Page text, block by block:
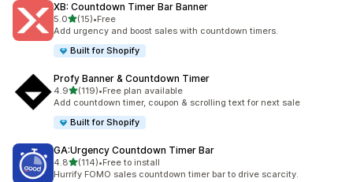
XB: Countdown Timer Bar Banner
5.0滿分 5 顆星
(15)
共有 15 則評價
•Free
Add urgency and boost sales with countdown timers.
Built for Shopify
Profy Banner & Countdown Timer
4.9滿分 5 顆星
(119)
共有 119 則評價
•Free plan available
Add countdown timer, coupon & scrolling text for next sale
Built for Shopify
GA:Urgency Countdown Timer Bar
4.8滿分 5 顆星
(114)
共有 114 則評價
•Free to install
Hurrify FOMO sales countdown timer bar to drive scarcity.